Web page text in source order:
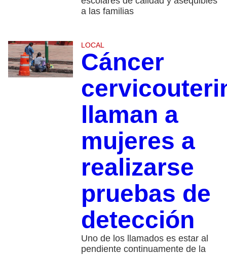
a las familias
LOCAL
Cáncer
llaman a
mujeres a
realizarse
pruebas de
detección
Uno de los llamados es estar al
pendiente continuamente de la